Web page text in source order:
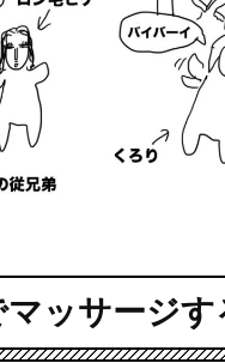
ッサージす